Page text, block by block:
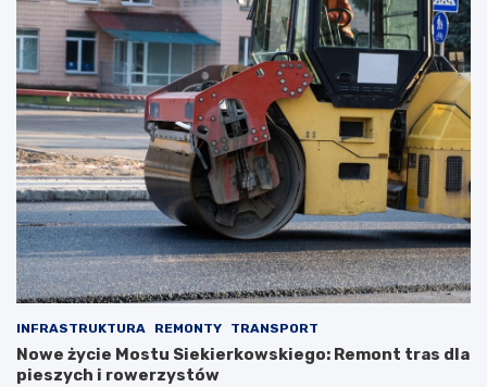
INFRASTRUKTURA REMONTY TRANSPORT
Nowe życie Mostu Siekierkowskiego: Remont tras dla
pieszych i rowerzystów